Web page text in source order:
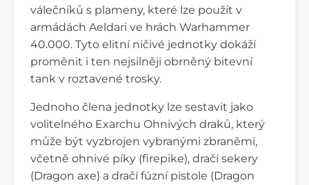
válečníků s plameny, které lze použít v
armádách Aeldari ve hrách Warhammer
40.000. Tyto elitní ničivé jednotky dokáží
proměnit i ten nejsilněji obrněný bitevní
tank v roztavené trosky.
Jednoho člena jednotky lze sestavit jako
volitelného Exarchu Ohnivých draků, který
může být vyzbrojen vybranými zbraněmi,
včetně ohnivé píky (firepike), dračí sekery
(Dragon axe) a dračí fúzní pistole (Dragon